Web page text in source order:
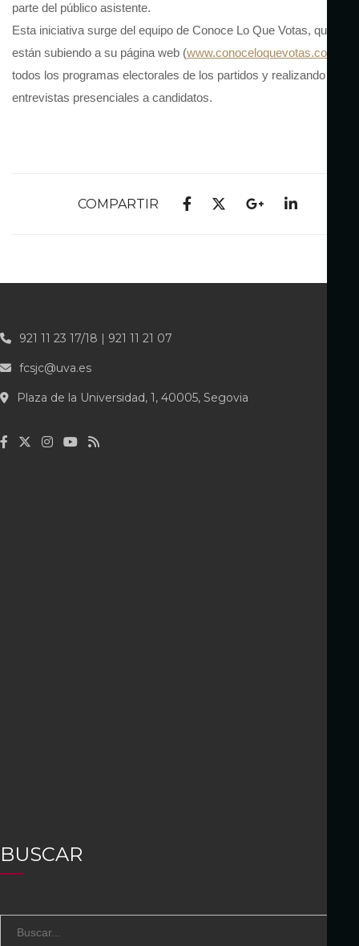
parte del público asistente.
Esta iniciativa surge del equipo de Conoce Lo Que Votas, quienes
están subiendo a su página web (www.conoceloquevotas.com
todos los programas electorales de los partidos y realizando
entrevistas presenciales a candidatos.
COMPARTIR
921 11 23 17/18 | 921 11 21 07
fcsjc@uva.es
Plaza de la Universidad, 1, 40005, Segovia
BUSCAR